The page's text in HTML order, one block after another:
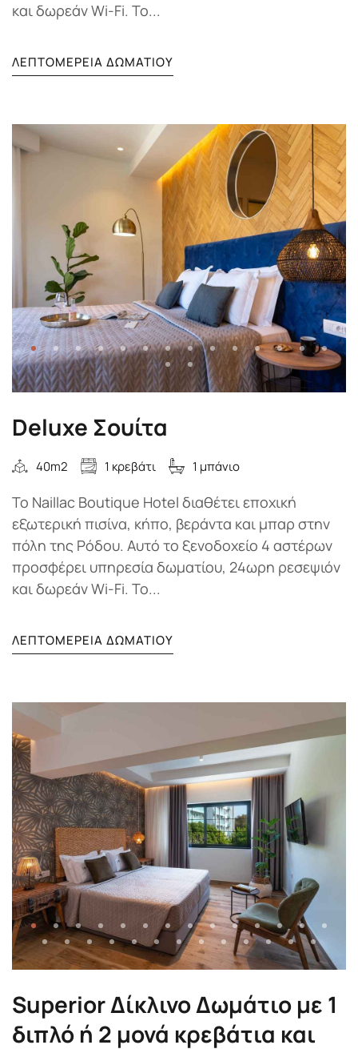
και δωρεάν Wi-Fi. Το...
ΛΕΠΤΟΜΈΡΕΙΑ ΔΩΜΑΤΊΟΥ
Deluxe Σουίτα
40m2 1 κρεβάτι 1 μπάνιο
Το Naillac Boutique Hotel διαθέτει εποχική
εξωτερική πισίνα, κήπο, βεράντα και μπαρ στην
πόλη της Ρόδου. Αυτό το ξενοδοχείο 4 αστέρων
προσφέρει υπηρεσία δωματίου, 24ωρη ρεσεψιόν
και δωρεάν Wi-Fi. Το...
ΛΕΠΤΟΜΈΡΕΙΑ ΔΩΜΑΤΊΟΥ
Superior Δίκλινο Δωμάτιο με 1
διπλό ή 2 μονά κρεβάτια και